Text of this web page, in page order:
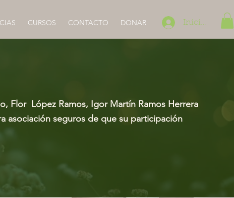
CURSOS CONTACTO DONAR Iniciar sesión
Flor López Ramos, Igor Martín Ramos Herrera
asociación seguros de que su participación